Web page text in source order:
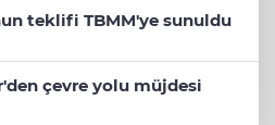
teklifi TBMM'ye sunuldu
çevre yolu müjdesi